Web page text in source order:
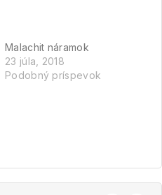
Malachit náramok
23 júla, 2018
Podobný príspevok